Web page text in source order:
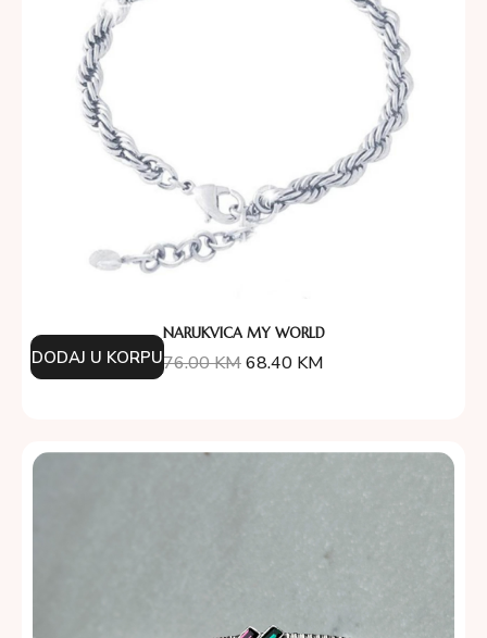
NARUKVICA MY WORLD
76.00KM68.40 KM
DODAJ U KORPU